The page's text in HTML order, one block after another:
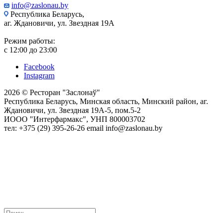
info@zaslonau.by
Республика Беларусь,
аг. Ждановичи, ул. Звездная 19А
Режим работы:
с 12:00 до 23:00
Facebook
Instagram
2026 © Ресторан "Заслонаў"
Республика Беларусь, Минская область, Минский район, аг.
Ждановичи, ул. Звездная 19А-5, пом.5-2
ИООО "Интерфармакс", УНП 800003702
тел: +375 (29) 395-26-26 email info@zaslonau.by